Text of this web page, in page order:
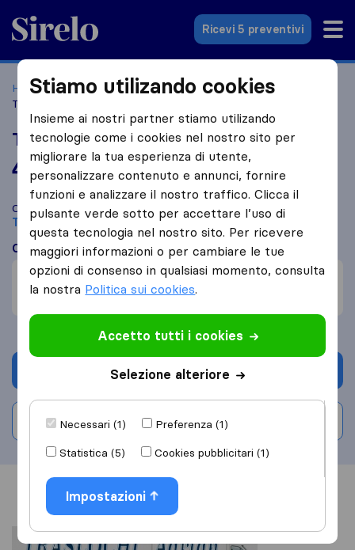
Sirelo.it
Ricevi 5 preventivi
Home Le 10 migliori aziende di traslochi in Italia
Traslochi Adrian
Traslochi Adrian
4,7 basato su 6
recensioni di Sirelo e Google
i
Confronta Traslochi Adrian con altreaziende di traslochi
Torino
Cosa dicono i clienti
Cautela nel maneggiare la merce (1)
Nessuna flessibilità (1)
Chiedi preventivo
Scrivi una recensione
Informazioni
Stiamo utilizando cookies
Insieme ai nostri partner stiamo utilizando
tecnologie come i cookies nel nostro sito per
migliorare la tua esperienza di utente,
personalizzare contenuto e annunci, fornire
funzioni e analizzare il nostro traffico. Clicca il
pulsante verde sotto per accettare l’uso di
questa tecnologia nel nostro sito. Per ricevere
maggiori informazioni o per cambiare le tue
opzioni di consenso in qualsiasi momento, consulta
la nostra Politica sui cookies.
Accetto tutti i cookies
Selezione alteriore
Necessari (1)
Preferenza (1)
Statistica (5)
Cookies pubblicitari (1)
Impostazioni